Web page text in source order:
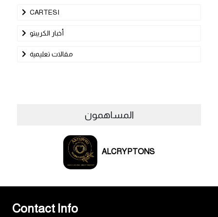
CARTESI
أخبار الكريبتو
مقالات تعليمية
المساهمون
ALCRYPTONS
Contact Info